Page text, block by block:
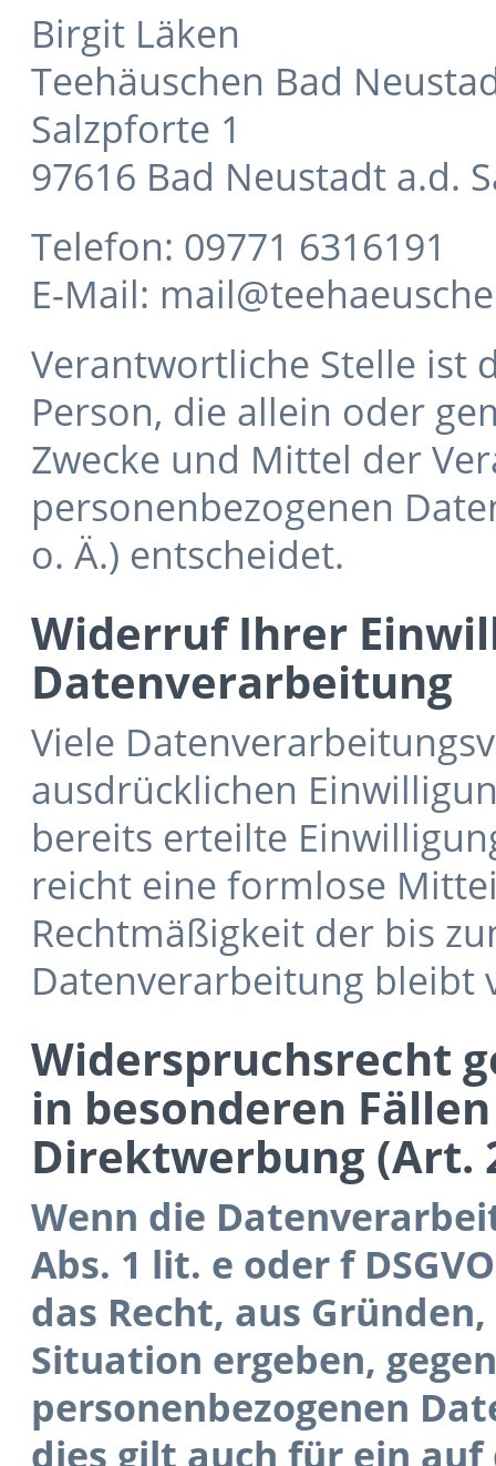
Birgit Läken
Teehäuschen Bad
Salzpforte 1
97616 Bad Neustadt a.d.
Telefon: 09771 6316191
E-Mail:
Verantwortliche Stelle ist
Person, die allein oder
Zwecke und Mittel der
personenbezogenen
o. Ä.) entscheidet.
Widerruf Ihrer
Datenverarbeitung
Viele
ausdrücklichen
bereits erteilte
reicht eine formlose
Rechtmäßigkeit der bis
Datenverarbeitung
Widerspruchsrecht
in besonderen
Direktwerbung (Art.
Wenn die
Abs. 1 lit. e oder f
das Recht, aus
Situation ergeben,
personenbezogenen
dies gilt auch für ein